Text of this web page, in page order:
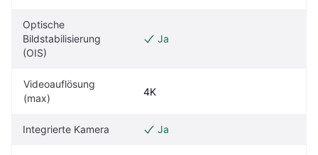
Optische
Bildstabilisierung
(OIS)
Ja
Videoauflösung
(max)
4K
Integrierte Kamera Ja